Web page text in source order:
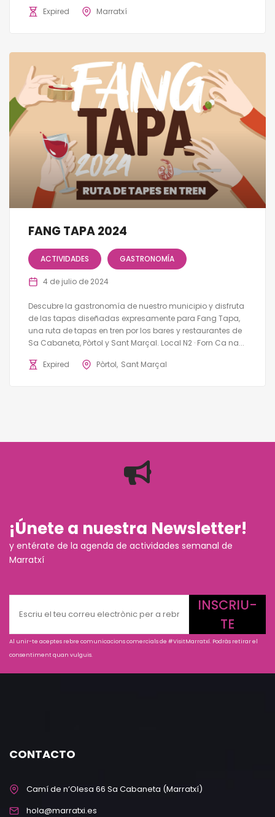
Expired Marratxí
FANG TAPA 2024
ACTIVIDADES GASTRONOMÍA
4 de julio de 2024
Descubre la gastronomía de nuestro municipio y disfruta
de las tapas diseñadas expresamente para Fang Tapa,
una ruta de tapas en tren por los bares y restaurantes de
Sa Cabaneta, Pòrtol y Sant Marçal. Local N2 · Forn Ca na...
Expired Pòrtol Sant Marçal
¡Únete a nuestra Newsletter!
y entérate de la agenda de actividades semanal de
Marratxí
INSCRIU-
TE
Al unir-te aceptes rebre comunicacions comercials de #VisitMarratxí. Podràs retirar el
consentiment quan vulguis.
CONTACTO
Camí de n’Olesa 66 Sa Cabaneta (Marratxí)
hola@marratxi.es